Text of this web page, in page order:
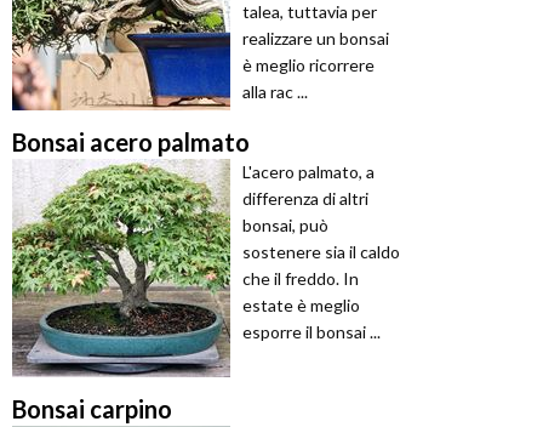
talea, tuttavia per
realizzare un bonsai
è meglio ricorrere
alla rac ...
Bonsai acero palmato
L'acero palmato, a
differenza di altri
bonsai, può
sostenere sia il caldo
che il freddo. In
estate è meglio
esporre il bonsai ...
Bonsai carpino